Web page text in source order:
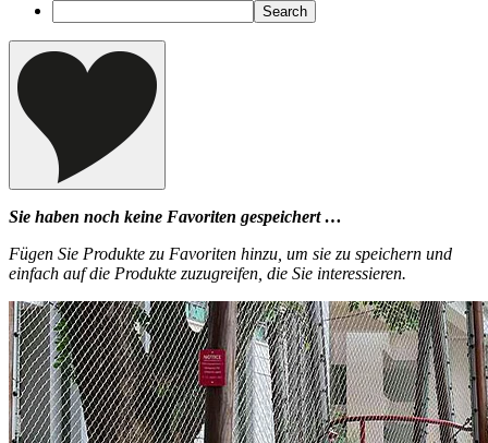
Sie haben noch keine Favoriten gespeichert …
Fügen Sie Produkte zu Favoriten hinzu, um sie zu speichern und
einfach auf die Produkte zuzugreifen, die Sie interessieren.